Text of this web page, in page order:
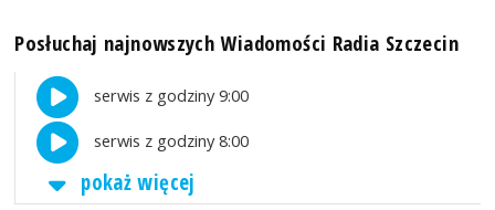
Posłuchaj najnowszych Wiadomości Radia Szczecin
serwis z godziny 9:00
serwis z godziny 8:00
pokaż więcej